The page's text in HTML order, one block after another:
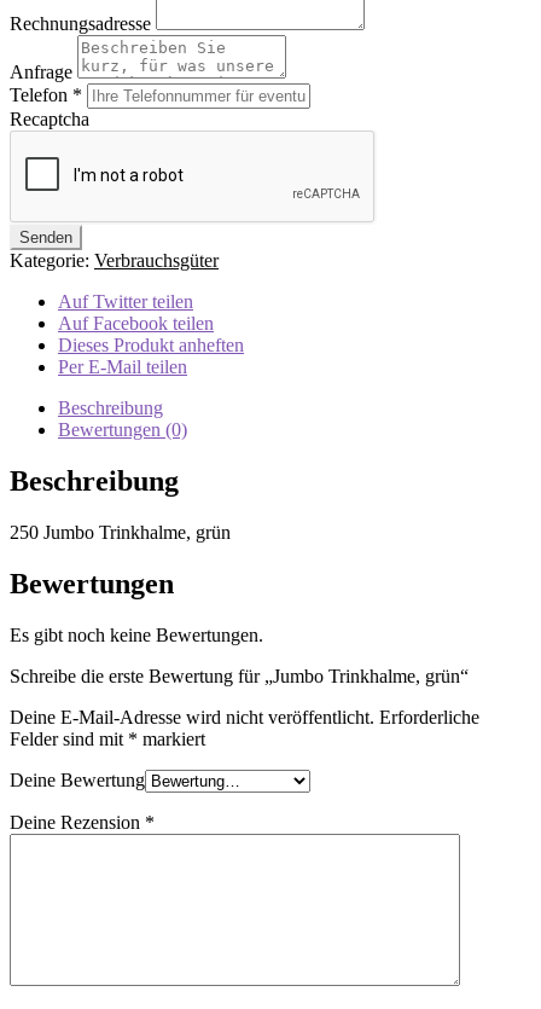
Rechnungsadresse
Anfrage
Telefon *
Recaptcha
Kategorie: Verbrauchsgüter
Auf Twitter teilen
Auf Facebook teilen
Dieses Produkt anheften
Per E-Mail teilen
Beschreibung
Bewertungen (0)
Beschreibung
250 Jumbo Trinkhalme, grün
Bewertungen
Es gibt noch keine Bewertungen.
Schreibe die erste Bewertung für „Jumbo Trinkhalme, grün“
Deine E-Mail-Adresse wird nicht veröffentlicht. Erforderliche
Felder sind mit * markiert
Deine Bewertung
Deine Rezension *